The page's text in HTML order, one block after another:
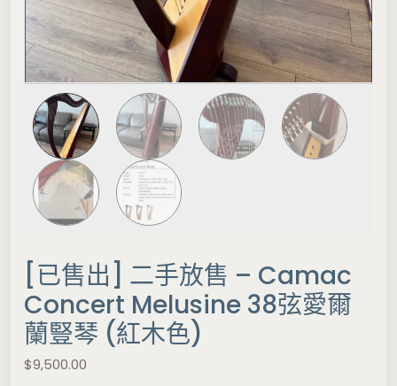
[已售出] 二手放售 – Camac
Concert Melusine 38弦愛爾
蘭豎琴 (紅木色)
$9,500.00